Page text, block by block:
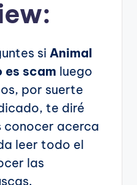
si Animal
es scam luego
por suerte
te diré
conocer acerca
leer todo el
las